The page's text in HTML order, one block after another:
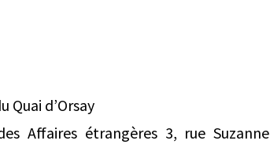
Quai d’Orsay
Affaires étrangères 3, rue Suzanne